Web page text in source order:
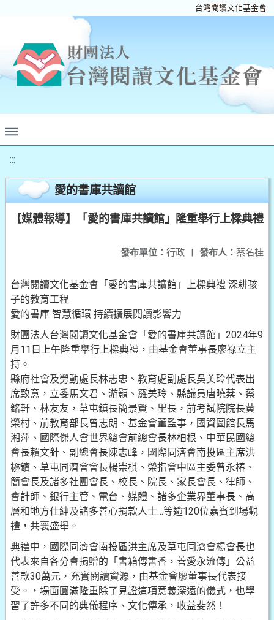
台灣閱讀文化基金會
:::
愛的書庫共讀館
【媒體報導】「愛的書庫共讀館」隆重舉行上樑典禮
發布人： 蔡名桂
發布單位： 行政 |
台灣閱讀文化基金會「愛的書庫共讀館」上樑典禮 深耕孩
子的教育工程
愛的書庫 智慧循環 持續擴展閱讀影響力
財團法人台灣閱讀文化基金會「愛的書庫共讀館」2024年9
月11日上午隆重舉行上樑典禮，由基金會董事長廖祿立主
持。
縣府社會及勞動處長林志忠、教育處副處長吳美玲代表出
席致意，立委馬文君、游顥、羅美玲、縣議員唐曉棻、蔡
銘軒、林友友，草屯鎮長簡景賢、里長，前考試院院長黃
榮村、前教育部長曾志朗、基金會董監事，國資圖館長馬
湘萍、國際傑人會世界總會前總會長林柏根、中華民國總
會長賴文針、副總會長陳志峰，國際同濟會南投區主席洪
楙鑌、草屯同濟會會長楊崇棋、榮指會中區主委曾永椿、
簡會長及諸多社團會長、校長、院長、家長會長、律師、
會計師、銀行主管、電台、媒體、諸多企業界董事長、高
層和地方仕紳及諸多善心捐款人士…等逾120位嘉賓到場觀
禮，共襄盛舉。
典禮中，國際同濟會南投區洪主席及草屯同濟會楊會長也
代表來自各分會捐贈的「書箱傳書香，善愛永流傳」公益
善款30萬元，充實閱讀資源，由基金會廖董事長代表接
受。，場面圓滿隆重除了見證這項意義深遠的儀式，也學
習了許多不同的典儀程序、文化傳承，收益斐然！